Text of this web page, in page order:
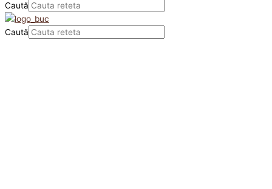
Caută
Caută